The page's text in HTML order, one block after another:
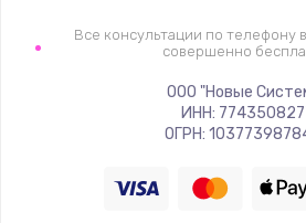
Все консультации по телефону
совершенно
ООО "Новые
ИНН:
ОГРН: